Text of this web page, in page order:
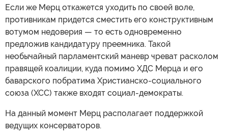
Если же Мерц откажется уходить по своей воле,
противникам придется сместить его конструктивным
вотумом недоверия — то есть одновременно
предложив кандидатуру преемника. Такой
необычайный парламентский маневр чреват расколом
правящей коалиции, куда помимо ХДС Мерца и его
баварского побратима Христианско-социального
союза (ХСС) также входят социал-демократы.
На данный момент Мерц располагает поддержкой
ведущих консерваторов.